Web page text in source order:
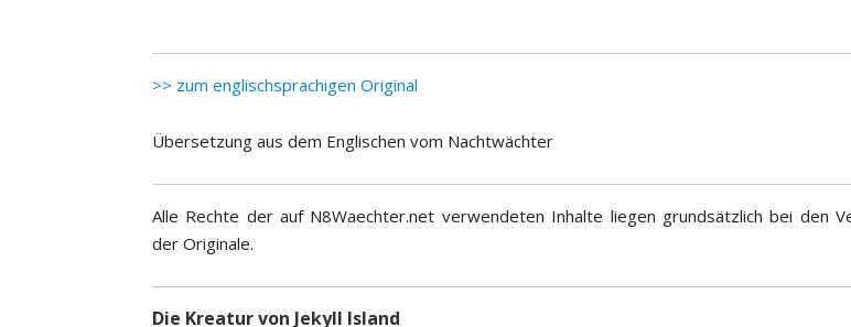
>> zum englischsprachigen Original
Übersetzung aus dem Englischen vom Nachtwächter
Alle Rechte der auf N8Waechter.net verwendeten Inhalte liegen grundsätzlich bei den
der Originale.
Die Kreatur von Jekyll Island